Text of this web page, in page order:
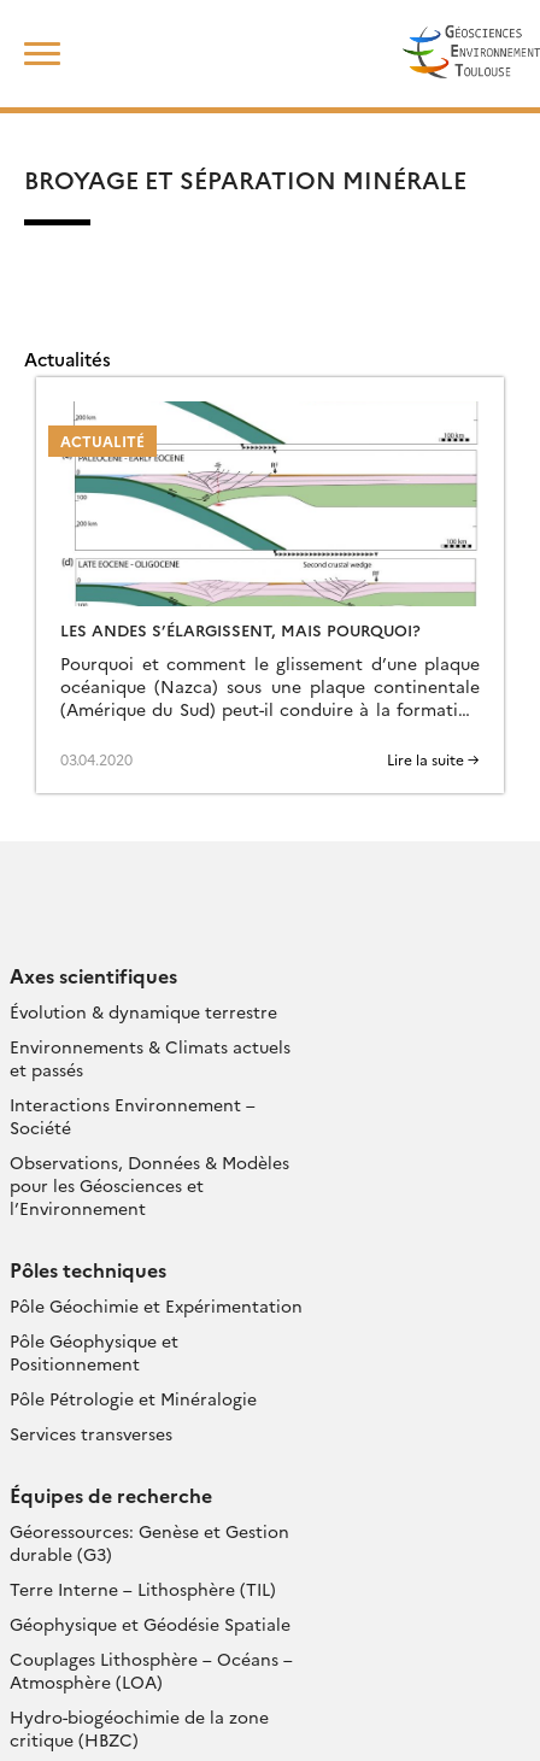
content
BROYAGE ET SÉPARATION MINÉRALE
Actualités
ACTUALITÉ
LES ANDES S’ÉLARGISSENT, MAIS POURQUOI?
Pourquoi et comment le glissement d’une plaque
océanique (Nazca) sous une plaque continentale
(Amérique du Sud) peut-il conduire à la formation
du […]
03.04.2020 Lire la suite →
Axes scientifiques
Évolution & dynamique terrestre
Environnements & Climats actuels
et passés
Interactions Environnement –
Société
Observations, Données & Modèles
pour les Géosciences et
l’Environnement
Pôles techniques
Pôle Géochimie et Expérimentation
Pôle Géophysique et
Positionnement
Pôle Pétrologie et Minéralogie
Services transverses
Équipes de recherche
Géoressources: Genèse et Gestion
durable (G3)
Terre Interne – Lithosphère (TIL)
Géophysique et Géodésie Spatiale
Couplages Lithosphère – Océans –
Atmosphère (LOA)
Hydro-biogéochimie de la zone
critique (HBZC)